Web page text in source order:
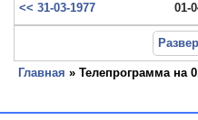
<< 31-03-1977 01-
Главная » Телепрограмма на